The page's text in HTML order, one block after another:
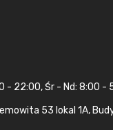
- 22:00, Śr - Nd: 8:00 -
53 lokal 1A,